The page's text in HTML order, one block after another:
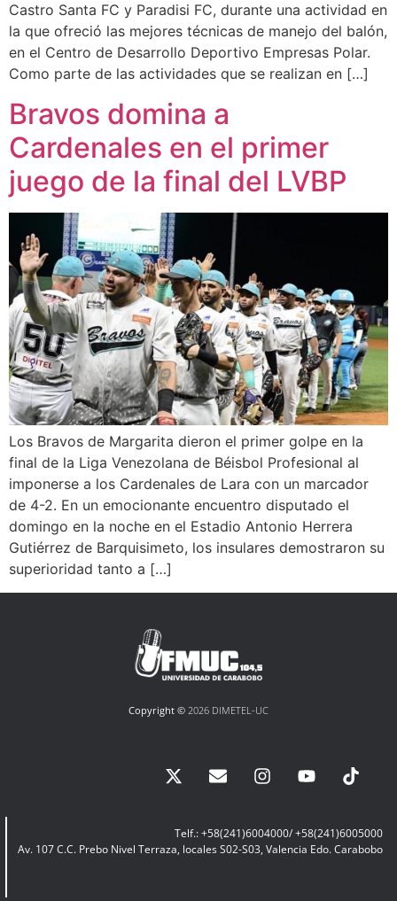
Castro Santa FC y Paradisi FC, durante una actividad en
la que ofreció las mejores técnicas de manejo del balón,
en el Centro de Desarrollo Deportivo Empresas Polar.
Como parte de las actividades que se realizan en […]
Bravos domina a
Cardenales en el primer
juego de la final del LVBP
Los Bravos de Margarita dieron el primer golpe en la
final de la Liga Venezolana de Béisbol Profesional al
imponerse a los Cardenales de Lara con un marcador
de 4-2. En un emocionante encuentro disputado el
domingo en la noche en el Estadio Antonio Herrera
Gutiérrez de Barquisimeto, los insulares demostraron su
superioridad tanto a […]
Copyright © 2026 DIMETEL-UC
Telf.: +58(241)6004000/ +58(241)6005000
Av. 107 C.C. Prebo Nivel Terraza, locales S02-S03, Valencia Edo. Carabobo